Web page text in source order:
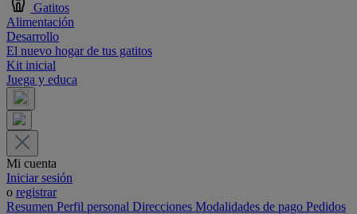
Gatitos
Alimentación
Desarrollo
El nuevo hogar de tus gatitos
Kit inicial
Juega y educa
Mi cuenta
Iniciar sesión
o registrar
Resumen Perfil personal Direcciones Modalidades de pago Pedidos